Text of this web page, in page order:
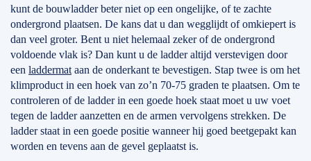
kunt de bouwladder beter niet op een ongelijke, of te zachte
ondergrond plaatsen. De kans dat u dan wegglijdt of omkiepert is
dan veel groter. Bent u niet helemaal zeker of de ondergrond
voldoende vlak is? Dan kunt u de ladder altijd verstevigen door
een laddermat aan de onderkant te bevestigen. Stap twee is om het
klimproduct in een hoek van zo’n 70-75 graden te plaatsen. Om te
controleren of de ladder in een goede hoek staat moet u uw voet
tegen de ladder aanzetten en de armen vervolgens strekken. De
ladder staat in een goede positie wanneer hij goed beetgepakt kan
worden en tevens aan de gevel geplaatst is.